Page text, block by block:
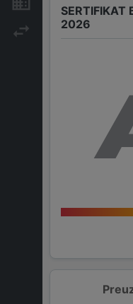
Izvoz
SERTIFIKAT
2026